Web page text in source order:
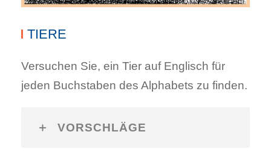
TIERE
Versuchen Sie, ein Tier auf Englisch für
jeden Buchstaben des Alphabets zu finden.
VORSCHLÄGE